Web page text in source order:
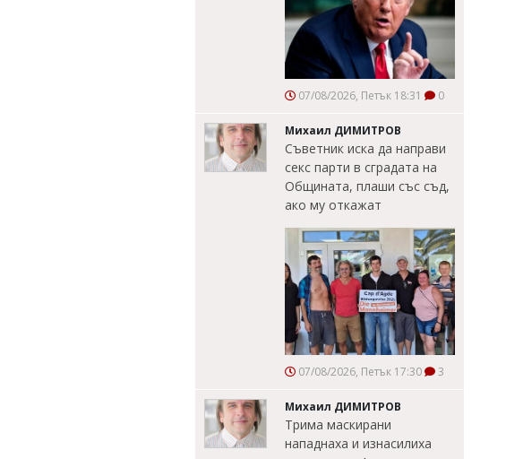
07/08/2026, Петък 18:31 0
Михаил ДИМИТРОВ
Съветник иска да направи
секс парти в сградата на
Общината, плаши със съд,
ако му откажат
07/08/2026, Петък 17:30 3
Михаил ДИМИТРОВ
Трима маскирани
нападнаха и изнасилиха